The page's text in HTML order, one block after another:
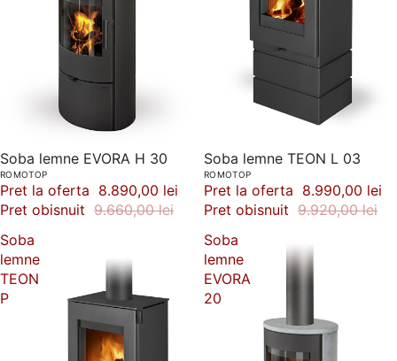
-8%
Soba lemne EVORA H 30
ROMOTOP
Pret la oferta 8.890,00 lei
Pret obisnuit 9.660,00 lei
-9%
Soba lemne TEON L 03
ROMOTOP
Pret la oferta 8.990,00 lei
Pret obisnuit 9.920,00 lei
Soba
lemne
TEON
P
Soba
lemne
EVORA
20